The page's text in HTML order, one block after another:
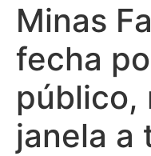
Minas
fecha
público,
janela a